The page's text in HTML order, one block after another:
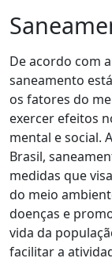
De acordo com
saneamento
os fatores do
exercer efeitos
mental e social.
Brasil,
medidas que
do meio
doenças e
vida da
facilitar a